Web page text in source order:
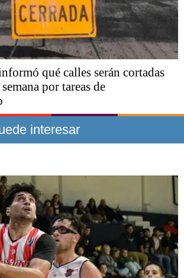
qué calles serán cortadas
por tareas de
interesar